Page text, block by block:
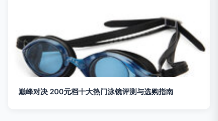
巅峰对决 200元档十大热门泳镜评测与选购指南